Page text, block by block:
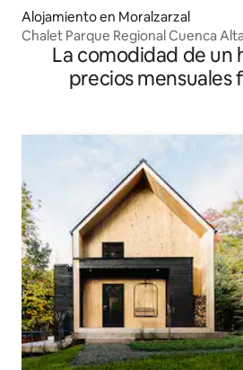
Alojamiento en Moralzarzal
Chalet Parque Regional Cuenca
La comodidad de un
precios mensuales